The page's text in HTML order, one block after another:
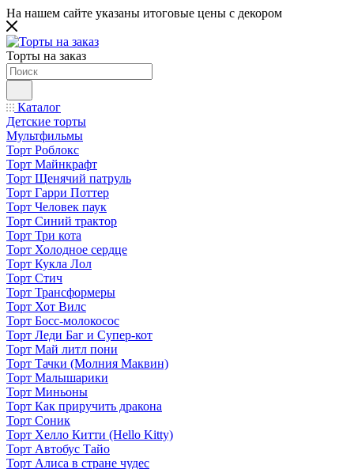
На нашем сайте указаны итоговые цены с декором
Торты на заказ
Каталог
Детские торты
Мультфильмы
Торт Роблокс
Торт Майнкрафт
Торт Щенячий патруль
Торт Гарри Поттер
Торт Человек паук
Торт Синий трактор
Торт Три кота
Торт Холодное сердце
Торт Кукла Лол
Торт Стич
Торт Трансформеры
Торт Хот Вилс
Торт Босс-молокосос
Торт Леди Баг и Супер-кот
Торт Май литл пони
Торт Тачки (Молния Маквин)
Торт Малышарики
Торт Миньоны
Торт Как приручить дракона
Торт Соник
Торт Хелло Китти (Hello Kitty)
Торт Автобус Тайо
Торт Алиса в стране чудес